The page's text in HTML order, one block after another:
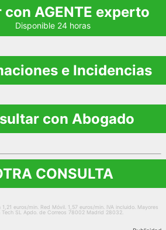
con AGENTE experto
Disponible 24 horas
e Incidencias
con Abogado
CONSULTA
euros/min. Red Móvil. 1,57 euros/min. IVA incluido. Mayores
Tech SL Apdo. de Correos 78002 Madrid 28032.